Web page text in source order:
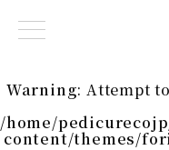
/home/
content/themes/
Warning: Attempt
/home/
content/themes/